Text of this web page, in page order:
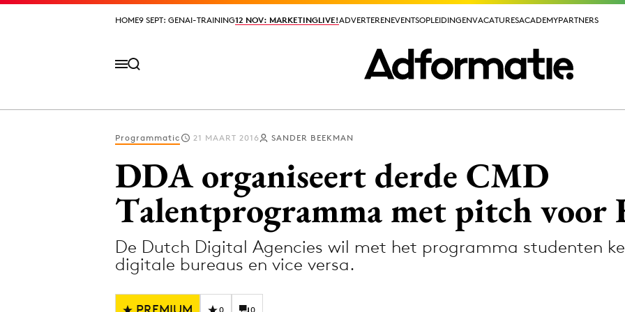
HOME9 SEPT: GENAI-TRAINING12 NOV: MARKETINGLIVE!ADVERTERENEVENTSOPLEIDINGENVACATURESACADEMYPARTNERS
HOME9 SEPT: GENAI-TRAINING12 NOV: MARKETINGLIVE!ADVERTERENEVENTSOPLEIDINGENVACATURESACADEMYPARTNERS
Design
Digital transformation
Diversiteit
Media
Programmatic 21 MAART 2016 SANDER BEEKMAN
DDA organiseert derde CMD
Talentprogramma met pitch
De Dutch Digital Agencies wil met het programma studenten
digitale bureaus en vice versa.
0 0